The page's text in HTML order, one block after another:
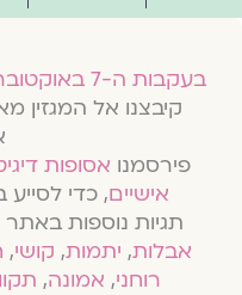
בעקבות ה-7 באוקטובר 2023
קיבצנו אל המגזין
פירסמנואסופות
אישיים, כדי לסייע
תגיות נוספות
אבלות,יתמות,קושי,
רוחני,אמונה,